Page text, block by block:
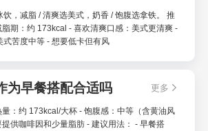
，减脂 / 清爽选美式，奶香 / 饱腹选拿铁。 推
期：约 173kcal - 喜欢清爽口感：美式更清爽 -
式苦度中等 - 想要低卡但有风
为早餐搭配合适吗 更多
：约 173kcal/大杯 - 饱腹感：中等（含黄油风
供咖啡因和少量脂肪 - 建议用法： - 早餐搭